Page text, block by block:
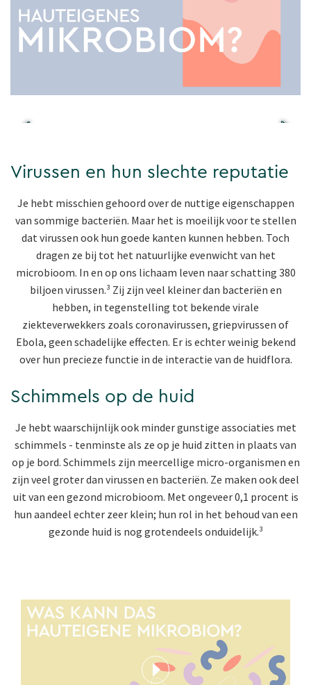
Virussen en hun slechte reputatie
Je hebt misschien gehoord over de nuttige eigenschappen
van sommige bacteriën. Maar het is moeilijk voor te stellen
dat virussen ook hun goede kanten kunnen hebben. Toch
dragen ze bij tot het natuurlijke evenwicht van het
microbioom. In en op ons lichaam leven naar schatting 380
biljoen virussen.³ Zij zijn veel kleiner dan bacteriën en
hebben, in tegenstelling tot bekende virale
ziekteverwekkers zoals coronavirussen, griepvirussen of
Ebola, geen schadelijke effecten. Er is echter weinig bekend
over hun precieze functie in de interactie van de huidflora.
Schimmels op de huid
Je hebt waarschijnlijk ook minder gunstige associaties met
schimmels - tenminste als ze op je huid zitten in plaats van
op je bord. Schimmels zijn meercellige micro-organismen en
zijn veel groter dan virussen en bacteriën. Ze maken ook deel
uit van een gezond microbioom. Met ongeveer 0,1 procent is
hun aandeel echter zeer klein; hun rol in het behoud van een
gezonde huid is nog grotendeels onduidelijk.³